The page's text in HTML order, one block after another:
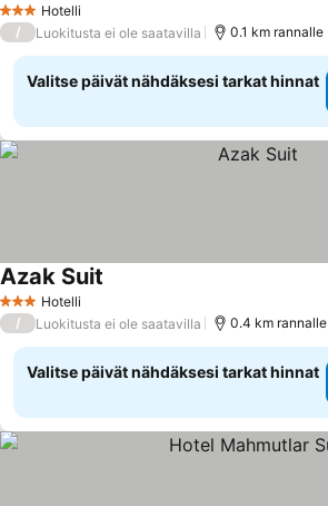
3 Tähtiluokitus
Hotelli
/ Luokitusta ei ole saatavilla 0.1 km rannalle
Valitse päivät nähdäksesi tarkat hinnat
3 Tähtiluokitus
Hotelli
Azak Suit
/ Luokitusta ei ole saatavilla 0.4 km rannalle
Valitse päivät nähdäksesi tarkat hinnat